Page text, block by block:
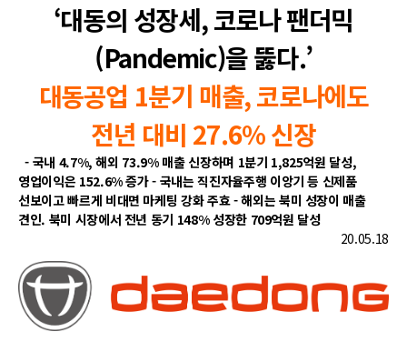
‘대동의 성장세, 코로나 팬더믹
(Pandemic)을 뚫다.’
대동공업 1분기 매출, 코로나에도
전년 대비 27.6% 신장
- 국내 4.7%, 해외 73.9% 매출 신장하며 1분기 1,825억원 달성,
영업이익은 152.6% 증가- 국내는 직진자율주행 이앙기 등 신제품
선보이고 빠르게 비대면 마케팅 강화 주효- 해외는 북미 성장이 매출
견인. 북미 시장에서 전년 동기 148% 성장한 709억원 달성
20.05.18